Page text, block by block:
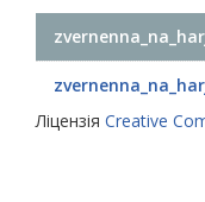
Ліцензія Creative